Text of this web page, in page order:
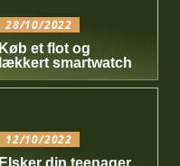
28/10/2022
Køb et flot og
lækkert smartwatch
12/10/2022
Elsker din teenager